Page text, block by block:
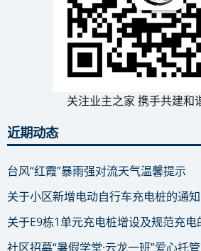
关注业主之家 携手共建和
近期动态
台风“红霞”暴雨强对流天气温馨提示
关于小区新增电动自行车充电桩的通知
关于E9栋1单元充电桩增设及规范充电
社区招募“暑假学堂·云龙一班”爱心托